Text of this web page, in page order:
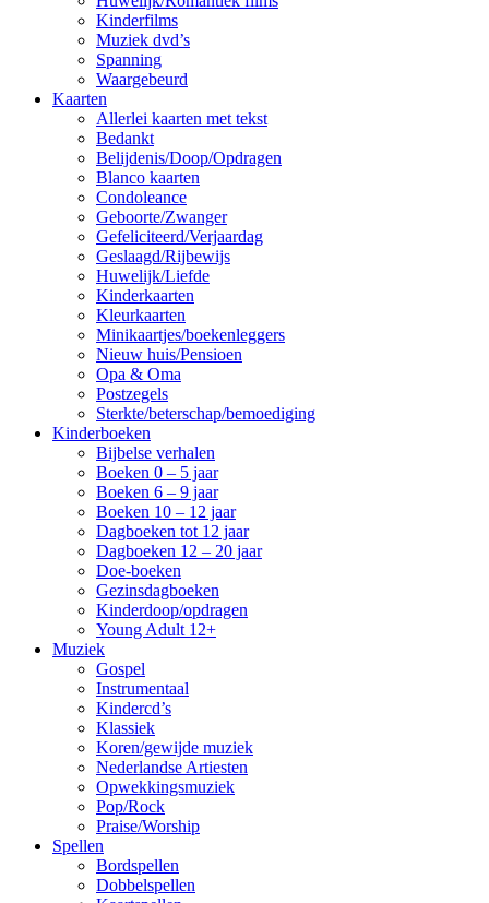
Kinderfilms
Muziek dvd’s
Spanning
Waargebeurd
Kaarten
Allerlei kaarten met tekst
Bedankt
Belijdenis/Doop/Opdragen
Blanco kaarten
Condoleance
Geboorte/Zwanger
Gefeliciteerd/Verjaardag
Geslaagd/Rijbewijs
Huwelijk/Liefde
Kinderkaarten
Kleurkaarten
Minikaartjes/boekenleggers
Nieuw huis/Pensioen
Opa & Oma
Postzegels
Sterkte/beterschap/bemoediging
Kinderboeken
Bijbelse verhalen
Boeken 0 – 5 jaar
Boeken 6 – 9 jaar
Boeken 10 – 12 jaar
Dagboeken tot 12 jaar
Dagboeken 12 – 20 jaar
Doe-boeken
Gezinsdagboeken
Kinderdoop/opdragen
Young Adult 12+
Muziek
Gospel
Instrumentaal
Kindercd’s
Klassiek
Koren/gewijde muziek
Nederlandse Artiesten
Opwekkingsmuziek
Pop/Rock
Praise/Worship
Spellen
Bordspellen
Dobbelspellen